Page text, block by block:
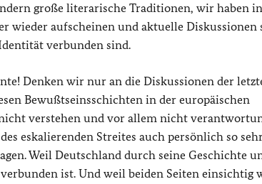
große literarische Traditionen, wir haben
wieder aufscheinen und aktuelle Diskussionen
verbunden sind.
Denken wir nur an die Diskussionen der
Bewußtseinsschichten in der europäischen
verstehen und vor allem nicht
eskalierenden Streites auch persönlich so
Weil Deutschland durch seine Geschichte
ist. Und weil beiden Seiten einsichtig